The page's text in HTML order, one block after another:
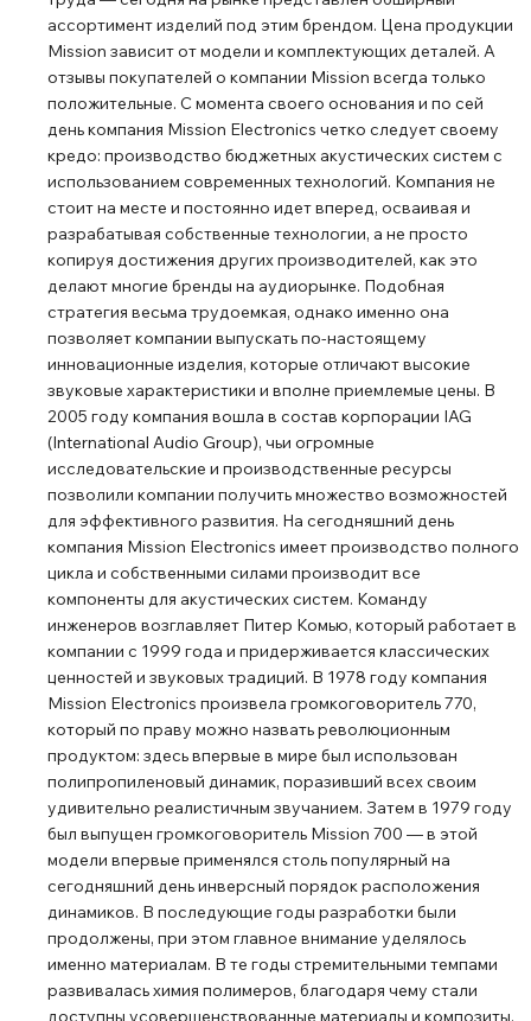
ассортимент изделий под этим брендом. Цена продукции
Mission зависит от модели и комплектующих деталей. А
отзывы покупателей о компании Mission всегда только
положительные. С момента своего основания и по сей
день компания Mission Electronics четко следует своему
кредо: производство бюджетных акустических систем с
использованием современных технологий. Компания не
стоит на месте и постоянно идет вперед, осваивая и
разрабатывая собственные технологии, а не просто
копируя достижения других производителей, как это
делают многие бренды на аудиорынке. Подобная
стратегия весьма трудоемкая, однако именно она
позволяет компании выпускать по-настоящему
инновационные изделия, которые отличают высокие
звуковые характеристики и вполне приемлемые цены. В
2005 году компания вошла в состав корпорации IAG
(International Audio Group), чьи огромные
исследовательские и производственные ресурсы
позволили компании получить множество возможностей
для эффективного развития. На сегодняшний день
компания Mission Electronics имеет производство полного
цикла и собственными силами производит все
компоненты для акустических систем. Команду
инженеров возглавляет Питер Комью, который работает в
компании с 1999 года и придерживается классических
ценностей и звуковых традиций. В 1978 году компания
Mission Electronics произвела громкоговоритель 770,
который по праву можно назвать революционным
продуктом: здесь впервые в мире был использован
полипропиленовый динамик, поразивший всех своим
удивительно реалистичным звучанием. Затем в 1979 году
был выпущен громкоговоритель Mission 700 ― в этой
модели впервые применялся столь популярный на
сегодняшний день инверсный порядок расположения
динамиков. В последующие годы разработки были
продолжены, при этом главное внимание уделялось
именно материалам. В те годы стремительными темпами
развивалась химия полимеров, благодаря чему стали
доступны усовершенствованные материалы и композиты.